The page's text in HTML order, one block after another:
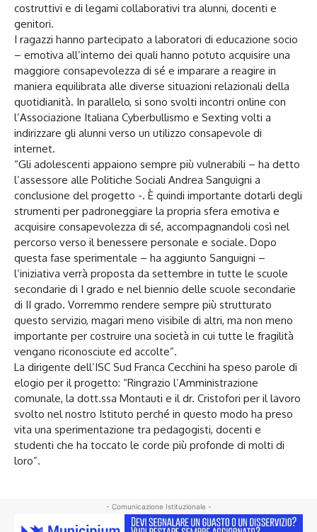
costruttivi e di legami collaborativi tra alunni, docenti e
genitori.
I ragazzi hanno partecipato a laboratori di educazione socio
– emotiva all’interno dei quali hanno potuto acquisire una
maggiore consapevolezza di sé e imparare a reagire in
maniera equilibrata alle diverse situazioni relazionali della
quotidianità. In parallelo, si sono svolti incontri online con
l’Associazione Italiana Cyberbullismo e Sexting volti a
indirizzare gli alunni verso un utilizzo consapevole di
internet.
“Gli adolescenti appaiono sempre più vulnerabili – ha detto
l’assessore alle Politiche Sociali Andrea Sanguigni a
conclusione del progetto -. È quindi importante dotarli degli
strumenti per padroneggiare la propria sfera emotiva e
acquisire consapevolezza di sé, accompagnandoli così nel
percorso verso il benessere personale e sociale. Dopo
questa fase sperimentale – ha aggiunto Sanguigni –
l’iniziativa verrà proposta da settembre in tutte le scuole
secondarie di I grado e nel biennio delle scuole secondarie
di II grado. Vorremmo rendere sempre più strutturato
questo servizio, magari meno visibile di altri, ma non meno
importante per costruire una società in cui tutte le fragilità
vengano riconosciute ed accolte”.
La dirigente dell’ISC Sud Franca Cecchini ha speso parole di
elogio per il progetto: “Ringrazio l’Amministrazione
comunale, la dott.ssa Montauti e il dr. Cristofori per il lavoro
svolto nel nostro Istituto perché in questo modo ha preso
vita una sperimentazione tra pedagogisti, docenti e
studenti che ha toccato le corde più profonde di molti di
loro”.
- Comunicazione Istituzionale -